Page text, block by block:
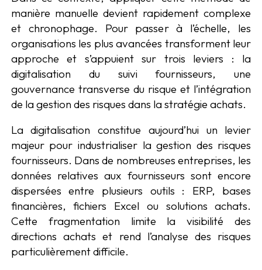
manière manuelle devient rapidement complexe
et chronophage. Pour passer à l’échelle, les
organisations les plus avancées transforment leur
approche et s’appuient sur trois leviers : la
digitalisation du suivi fournisseurs, une
gouvernance transverse du risque et l’intégration
de la gestion des risques dans la stratégie achats.
La digitalisation constitue aujourd’hui un levier
majeur pour industrialiser la gestion des risques
fournisseurs. Dans de nombreuses entreprises, les
données relatives aux fournisseurs sont encore
dispersées entre plusieurs outils : ERP, bases
financières, fichiers Excel ou solutions achats.
Cette fragmentation limite la visibilité des
directions achats et rend l’analyse des risques
particulièrement difficile.